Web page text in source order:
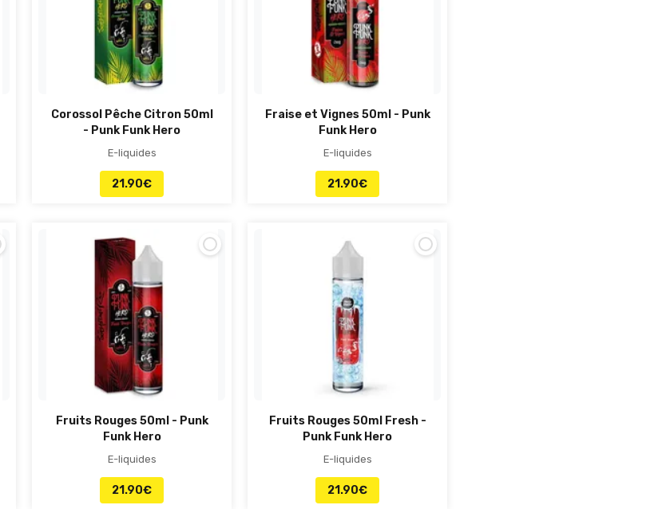
Corossol Pêche Citron 50ml
- Punk Funk Hero
E-liquides
21.90€
Fraise et Vignes 50ml - Punk
Funk Hero
E-liquides
21.90€
Fruits Rouges 50ml - Punk
Funk Hero
E-liquides
21.90€
Fruits Rouges 50ml Fresh -
Punk Funk Hero
E-liquides
21.90€